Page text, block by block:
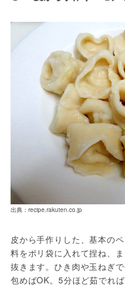
出典：recipe.rakuten.co.jp
皮から手作りした、基本の
料をポリ袋に入れて捏ね、
抜きます。ひき肉や玉ねぎ
包めばOK。5分ほど茹でれ